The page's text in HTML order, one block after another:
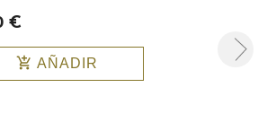
€
add_shopping_cart AÑADIR